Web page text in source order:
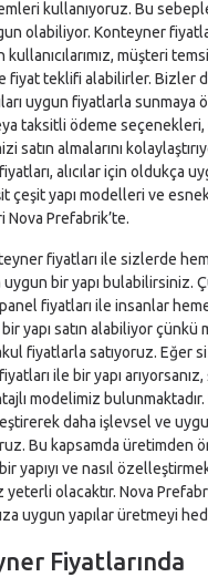
kullanıyoruz. Bu
olabiliyor. Konteyner
kullanıcılarımız, müşteri
fiyat teklifi alabilirler. Bizler
uygun fiyatlarla sunmaya
taksitli ödeme
satın almalarını
alıcılar için oldukça
çeşit yapı modelleri ve
Nova Prefabrik’te.
fiyatları ile sizlerde
uygun bir yapı bulabilirsiniz.
fiyatları ile insanlar
bir yapı satın alabiliyor çünkü
fiyatlarla satıyoruz. Eğer
ile bir yapı
modelimiz
daha işlevsel ve
Bu kapsamda üretimden
yapıyı ve nasıl
olacaktır. Nova
uygun yapılar üretmeyi
Fiyatlarında